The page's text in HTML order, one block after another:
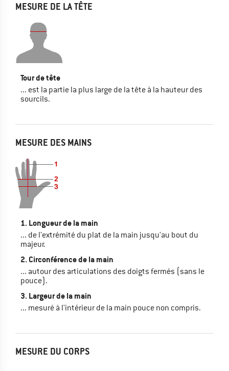
MESURE DE LA TÊTE
Tour de tête
... est la partie la plus large de la tête à la hauteur des
sourcils.
MESURE DES MAINS
1. Longueur de la main
... de l'extrémité du plat de la main jusqu'au bout du
majeur.
2. Circonférence de la main
... autour des articulations des doigts fermés (sans le
pouce).
3. Largeur de la main
... mesuré à l'intérieur de la main pouce non compris.
MESURE DU CORPS